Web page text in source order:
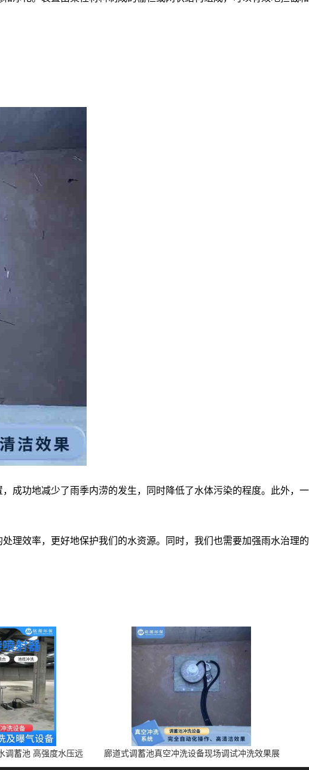
成功地减少了雨季内涝的发生，同时降低了水体污染的程度。此外，一
理效率，更好地保护我们的水资源。同时，我们也需要加强雨水治理的
调蓄池 高强度水压远
廊道式调蓄池真空冲洗设备现场调试冲洗效果展